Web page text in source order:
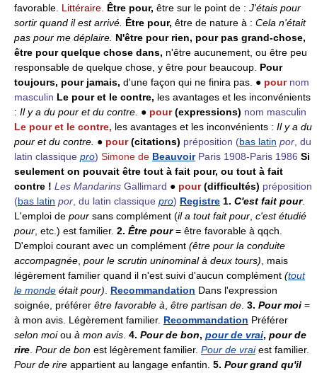
favorable. Littéraire. Être pour, être sur le point de : J'étais pour
sortir quand il est arrivé. Être pour, être de nature à : Cela n'était
pas pour me déplaire. N'être pour rien, pour pas grand-chose,
être pour quelque chose dans, n'être aucunement, ou être peu
responsable de quelque chose, y être pour beaucoup. Pour
toujours, pour jamais, d'une façon qui ne finira pas. ● pour nom
masculin Le pour et le contre, les avantages et les inconvénients
: Il y a du pour et du contre. ● pour(expressions) nom masculin
Le pour et le contre, les avantages et les inconvénients : Il y a du
pour et du contre. ● pour(citations) préposition (bas latin por, du
latin classique pro) Simone de Beauvoir Paris 1908-Paris 1986 Si
seulement on pouvait être tout à fait pour, ou tout à fait
contre ! Les Mandarins Gallimard ● pour(difficultés) préposition
(bas latin por, du latin classique pro) Registre 1. C'est fait pour.
L'emploi de pour sans complément (il a tout fait pour, c'est étudié
pour, etc.) est familier. 2. Être pour= être favorable à qqch.
D'emploi courant avec un complément (être pour la conduite
accompagnée, pour le scrutin uninominal à deux tours), mais
légèrement familier quand il n'est suivi d'aucun complément (tout
le monde était pour). Recommandation Dans l'expression
soignée, préférer être favorable à, être partisan de. 3. Pour moi =
à mon avis. Légèrement familier. Recommandation Préférer
selon moiou à mon avis. 4. Pour de bon, pour de vrai, pour de
rire. Pour de bon est légèrement familier. Pour de vraiest familier.
Pour de rire appartient au langage enfantin. 5. Pour grand qu'il